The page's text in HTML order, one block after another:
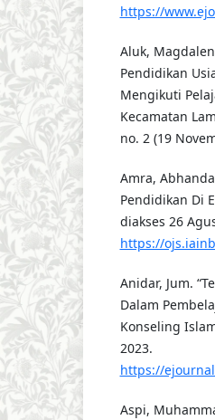
https://
Aluk,
Pendidikan
Mengikuti
Kecamatan
no. 2 (19
Amra,
Pendidikan Di
diakses 26
https://
Anidar, Jum.
Dalam
Konseling
2023.
https://
Aspi,